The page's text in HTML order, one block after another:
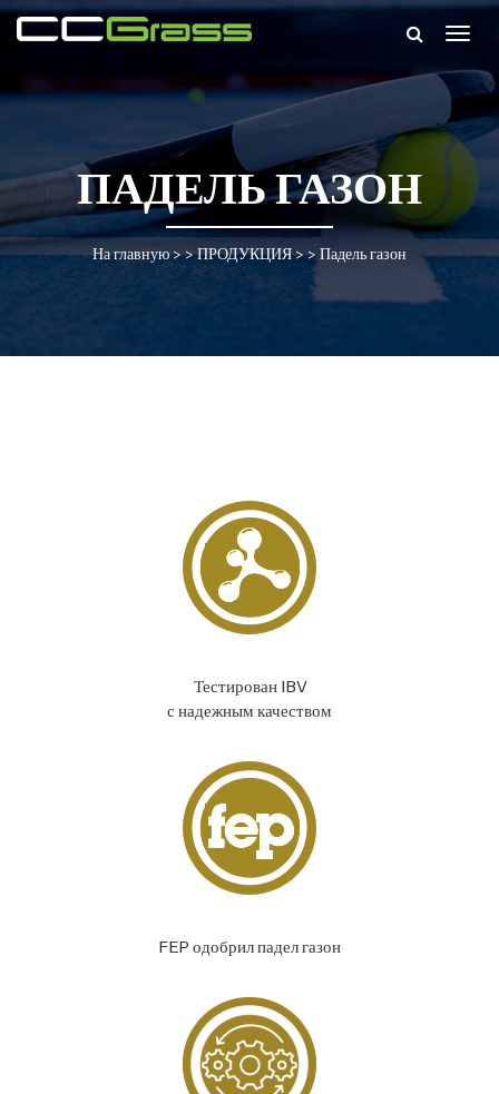
ПАДЕЛЬ ГАЗОН
На главную> >ПРОДУКЦИЯ> > Падель газон
Тестирован IBV
с надежным качеством
FEP одобрил падел газон